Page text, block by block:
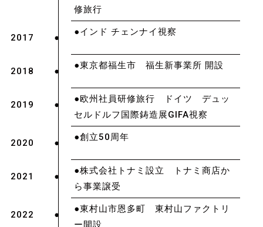
修旅行
2017
●インド チェンナイ視察
2018
●東京都福生市 福生新事業所 開設
2019
●欧州社員研修旅行 ドイツ デュッ
セルドルフ国際鋳造展GIFA視察
2020
●創立50周年
2021
●株式会社トナミ設立 トナミ商店か
ら事業譲受
2022
●東村山市恩多町 東村山ファクトリ
ー開設